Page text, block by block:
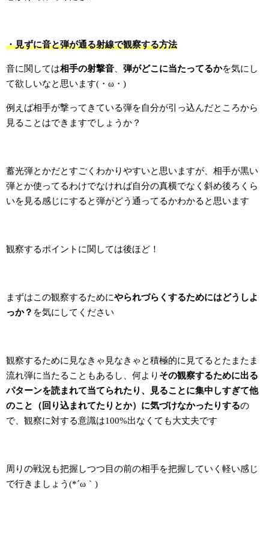
・見ずに音と弾が通る射線で観察する方法
音に関しては相手の射撃音 弾がどこに当たってるかを気にし
て欲しいなと思います(・ω・)
例えば相手が撃ってきている弾を自分が引っ込んだところから
見ることはできますでしょうか？
蓄光弾とかだとすごくわかりやすいと思いますが、相手が黒い
弾とか使ってるわけでなければ自分の真横でなく斜め後ろくら
いを見る感じにすると弾がどう通ってるかわかると思います
観察するポイントに関しては後ほど！
まずはこの観察するためにやられづらくするためにはどうしよ
っか？ を気にしてください
観察するために見なきゃ見なきゃと積極的に見てるとたまたま
流れ弾に当たることもあるし、何より その観察するために出る
パターンを読まれて当てられたり、見ることに集中しすぎて他
のこと（回り込まれてたりとか）に気づけなかったりするの
で、観察に対する意識は100%出なくても大丈夫です
周りの戦況も把握しつつ目の前の相手を把握していく軽い感じ
で行きましょう(*´ω｀)